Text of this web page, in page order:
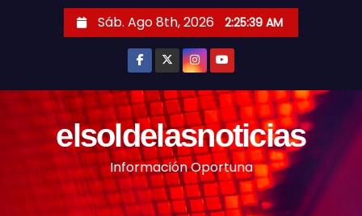
Sáb. Ago 8th, 2026 2:25:41 AM
elsoldelasnoticias
Información Oportuna